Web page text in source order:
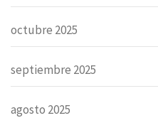
octubre 2025
septiembre 2025
agosto 2025